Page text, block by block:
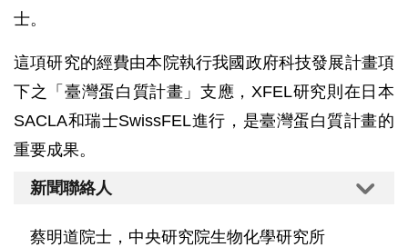
士。
這項研究的經費由本院執行我國政府科技發展計畫項
下之「臺灣蛋白質計畫」支應，XFEL研究則在日本
SACLA和瑞士SwissFEL進行，是臺灣蛋白質計畫的
重要成果。
新聞聯絡人
蔡明道院士，中央研究院生物化學研究所